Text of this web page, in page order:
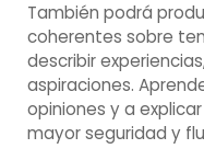
También podrá
coherentes sobre
describir
aspiraciones.
opiniones y a
mayor seguridad y